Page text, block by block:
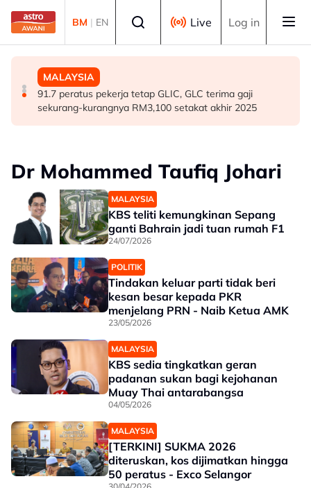
Skip to main content
BM | EN Live Log in
MALAYSIA
RS-2: PBT perlu kekal skor 95 peratus, pastikan
perkhidmatan terbaik kepada rakyat - Amirudin
MALAYSIA
Renjatan elektrik: Jenazah tiga anggota polis
diterbangkan pulang ke kampung halaman
MALAYSIA
91.7 peratus pekerja tetap GLIC, GLC terima gaji
sekurang-kurangnya RM3,100 setakat akhir 2025
Dr Mohammed Taufiq Johari
MALAYSIA
KBS teliti kemungkinan Sepang
ganti Bahrain jadi tuan rumah F1
24/07/2026
POLITIK
Tindakan keluar parti tidak beri
kesan besar kepada PKR
menjelang PRN - Naib Ketua AMK
23/05/2026
MALAYSIA
KBS sedia tingkatkan geran
padanan sukan bagi kejohanan
Muay Thai antarabangsa
04/05/2026
MALAYSIA
[TERKINI] SUKMA 2026
diteruskan, kos dijimatkan hingga
50 peratus - Exco Selangor